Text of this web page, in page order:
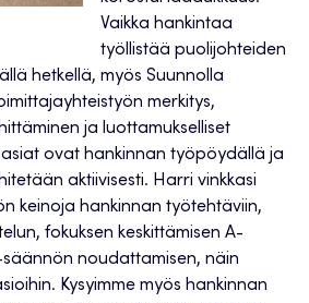
Vaikka hankintaa
työllistää puolijohteiden
hetkellä, myös Suunnolla
merkitys,
ja luottamukselliset
ovat hankinnan työpöydällä ja
aktiivisesti. Harri vinkkasi
keinoja hankinnan työtehtäviin,
fokuksen keskittämisen A-
noudattamisen, näin
Kysyimme myös hankinnan